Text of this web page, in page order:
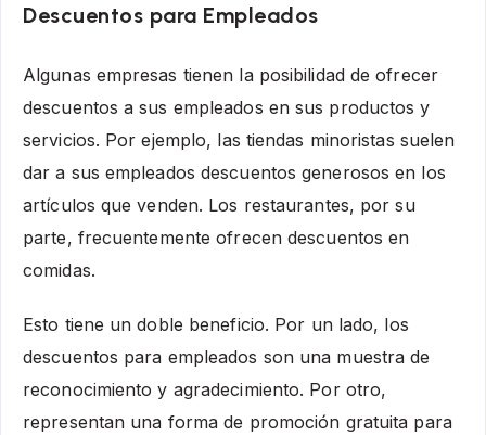
Descuentos para Empleados
Algunas empresas tienen la posibilidad de ofrecer
descuentos a sus empleados en sus productos y
servicios. Por ejemplo, las tiendas minoristas suelen
dar a sus empleados descuentos generosos en los
artículos que venden. Los restaurantes, por su
parte, frecuentemente ofrecen descuentos en
comidas.
Esto tiene un doble beneficio. Por un lado, los
descuentos para empleados son una muestra de
reconocimiento y agradecimiento. Por otro,
representan una forma de promoción gratuita para